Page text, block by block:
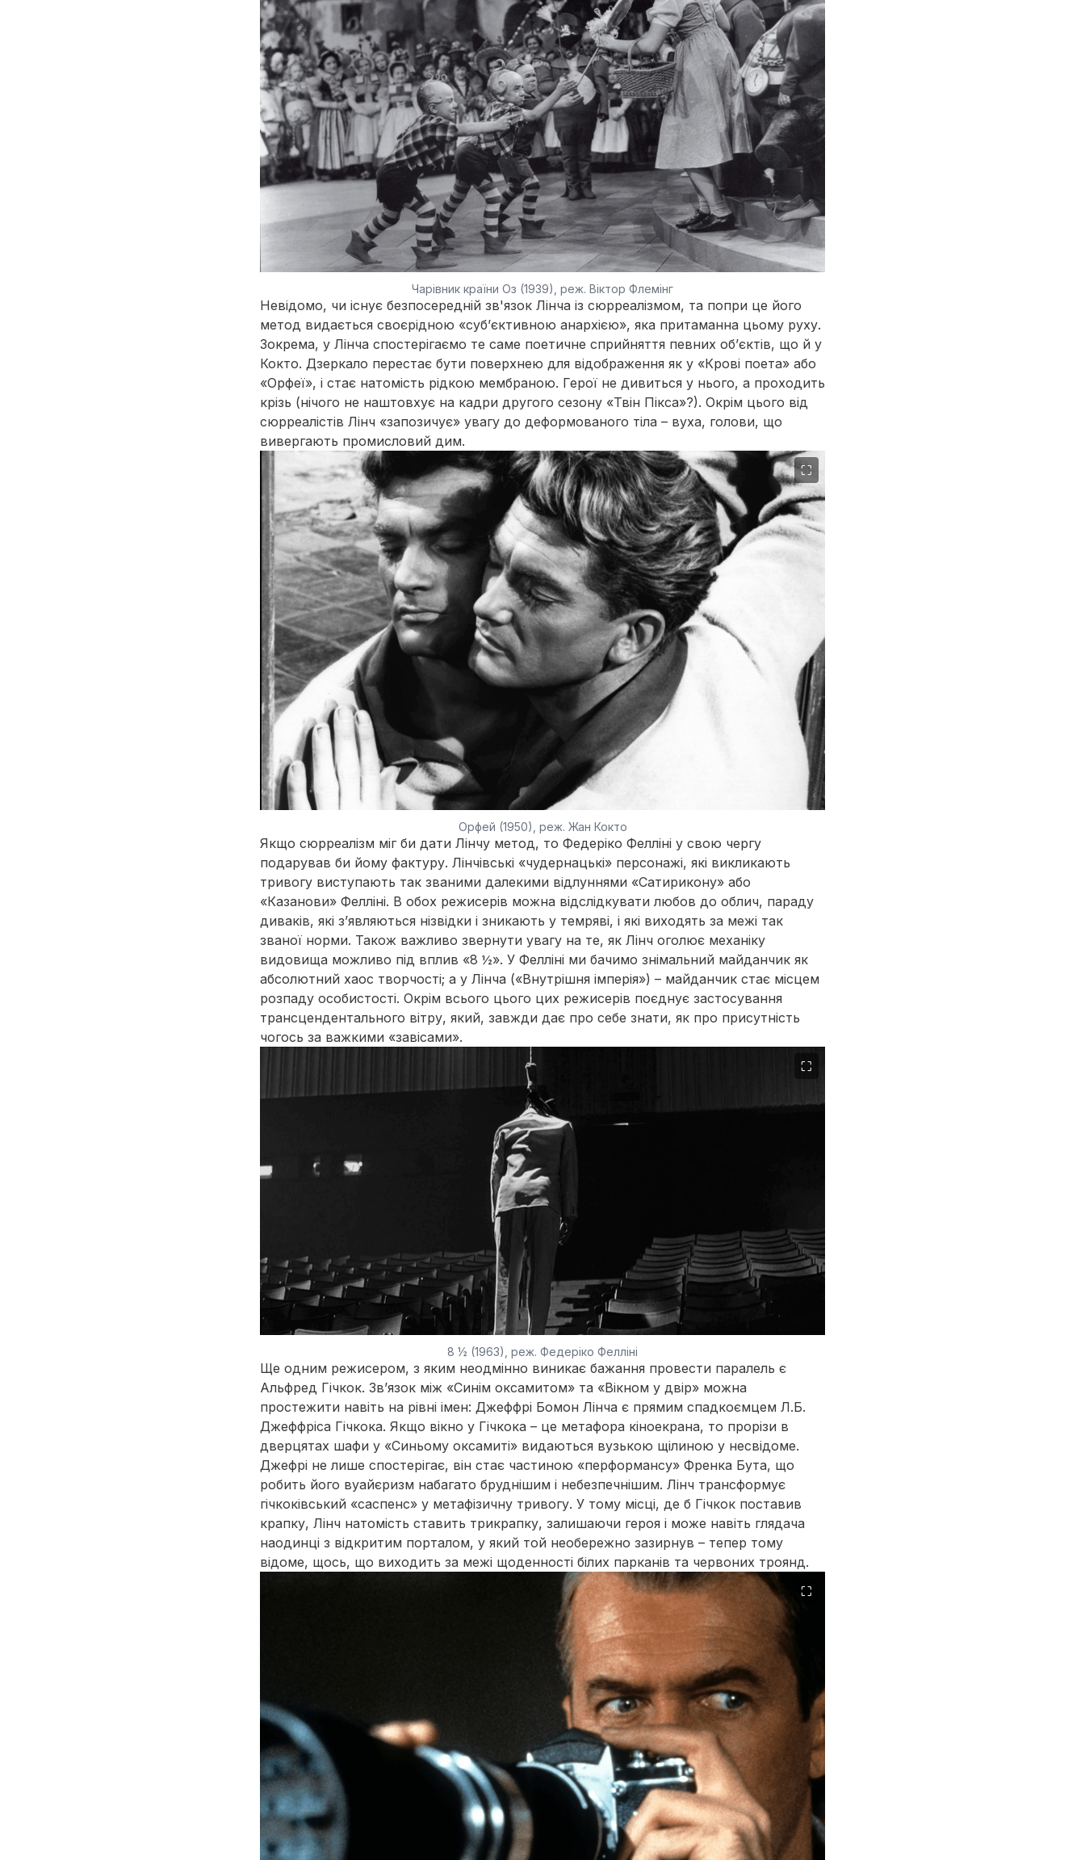
Чарівник країни Оз (1939), реж. Віктор Флемінг
Невідомо, чи існує безпосередній зв'язок Лінча із сюрреалізмом, та попри це його
метод видається своєрідною «суб’єктивною анархією», яка притаманна цьому руху.
Зокрема, у Лінча спостерігаємо те саме поетичне сприйняття певних об’єктів, що й у
Кокто. Дзеркало перестає бути поверхнею для відображення як у «Крові поета» або
«Орфеї», і стає натомість рідкою мембраною. Герої не дивиться у нього, а проходить
крізь (нічого не наштовхує на кадри другого сезону «Твін Пікса»?). Окрім цього від
сюрреалістів Лінч «запозичує» увагу до деформованого тіла – вуха, голови, що
вивергають промисловий дим.
⛶
Орфей (1950), реж. Жан Кокто
Якщо сюрреалізм міг би дати Лінчу метод, то Федеріко Фелліні у свою чергу
подарував би йому фактуру. Лінчівські «чудернацькі» персонажі, які викликають
тривогу виступають так званими далекими відлуннями «Сатирикону» або
«Казанови» Фелліні. В обох режисерів можна відслідкувати любов до облич, параду
диваків, які з’являються нізвідки і зникають у темряві, і які виходять за межі так
званої норми. Також важливо звернути увагу на те, як Лінч оголює механіку
видовища можливо під вплив «8 ½». У Фелліні ми бачимо знімальний майданчик як
абсолютний хаос творчості; а у Лінча («Внутрішня імперія») – майданчик стає місцем
розпаду особистості. Окрім всього цього цих режисерів поєднує застосування
трансцендентального вітру, який, завжди дає про себе знати, як про присутність
чогось за важкими «завісами».
⛶
8 ½ (1963), реж. Федеріко Фелліні
Ще одним режисером, з яким неодмінно виникає бажання провести паралель є
Альфред Гічкок. Зв’язок між «Синім оксамитом» та «Вікном у двір» можна
простежити навіть на рівні імен: Джеффрі Бомон Лінча є прямим спадкоємцем Л.Б.
Джеффріса Гічкока. Якщо вікно у Гічкока – це метафора кіноекрана, то прорізи в
дверцятах шафи у «Синьому оксамиті» видаються вузькою щілиною у несвідоме.
Джефрі не лише спостерігає, він стає частиною «перформансу» Френка Бута, що
робить його вуайєризм набагато бруднішим і небезпечнішим. Лінч трансформує
гічкоківський «саспенс» у метафізичну тривогу. У тому місці, де б Гічкок поставив
крапку, Лінч натомість ставить трикрапку, залишаючи героя і може навіть глядача
наодинці з відкритим порталом, у який той необережно зазирнув – тепер тому
відоме, щось, що виходить за межі щоденності білих парканів та червоних троянд.
⛶